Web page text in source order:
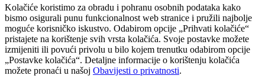
Kolačiće koristimo za obradu i pohranu osobnih podataka kako
bismo osigurali punu funkcionalnost web stranice i pružili najbolje
moguće korisničko iskustvo. Odabirom opcije „Prihvati kolačiće“
pristajete na korištenje svih vrsta kolačića. Svoje postavke možete
izmijeniti ili povući privolu u bilo kojem trenutku odabirom opcije
„Postavke kolačića“. Detaljne informacije o korištenju kolačića
možete pronaći u našoj Obavijesti o privatnosti.